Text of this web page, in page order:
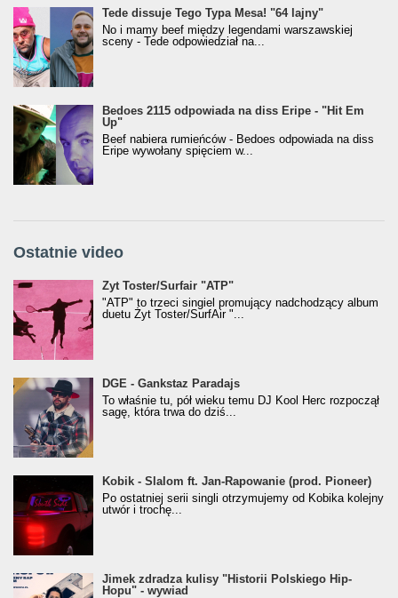
Tede dissuje Tego Typa Mesa! "64 lajny"
No i mamy beef między legendami warszawskiej
sceny - Tede odpowiedział na...
Bedoes 2115 odpowiada na diss Eripe - "Hit Em
Up"
Beef nabiera rumieńców - Bedoes odpowiada na diss
Eripe wywołany spięciem w...
Ostatnie video
Żyt Toster/SurfAir - ATP VIDEO
Żyt Toster/Surfair "ATP"
"ATP" to trzeci singiel promujący nadchodzący album
duetu Żyt Toster/SurfAir "...
donGURALesko z nagrodą za
Klasyczny/Trueschoolowy Album Roku
(Popkillery 2023)
DGE - Gankstaz Paradajs
To właśnie tu, pół wieku temu DJ Kool Herc rozpoczął
sagę, która trwa do dziś...
Kobik - Slalom ft. Jan-Rapowanie (prod. Pioneer)
[Official Music Visualiser]
Kobik - Slalom ft. Jan-Rapowanie (prod. Pioneer)
Po ostatniej serii singli otrzymujemy od Kobika kolejny
utwór i trochę...
Jimek zdradza kulisy "Historii Polskiego Hip-
Hopu" - wywiad
Jimek zdradza kulisy "Historii Polskiego Hip-
Hopu" - wywiad